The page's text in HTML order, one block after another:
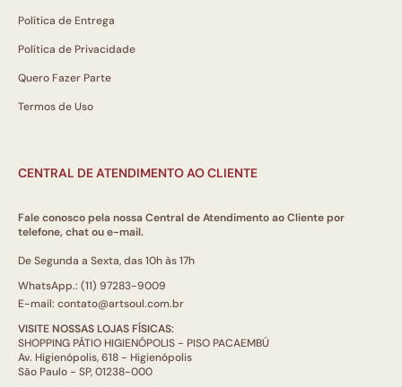
Política de Entrega
Política de Privacidade
Quero Fazer Parte
Termos de Uso
CENTRAL DE ATENDIMENTO AO CLIENTE
Fale conosco pela nossa Central de Atendimento ao Cliente por
telefone, chat ou e-mail.
De Segunda a Sexta, das 10h às 17h
WhatsApp.: (11) 97283-9009
E-mail: contato@artsoul.com.br
VISITE NOSSAS LOJAS FÍSICAS:
SHOPPING PÁTIO HIGIENÓPOLIS - PISO PACAEMBÚ
Av. Higienópolis, 618 - Higienópolis
São Paulo - SP, 01238-000